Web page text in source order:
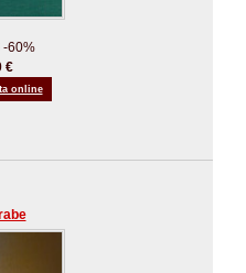
-60%
€
online